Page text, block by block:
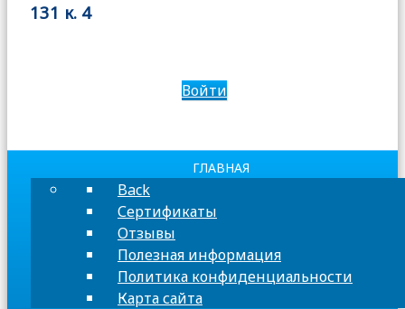
131 к. 4
Войти
ГЛАВНАЯ
Back
Сертификаты
Отзывы
Полезная информация
Политика конфиденциальности
Карта сайта